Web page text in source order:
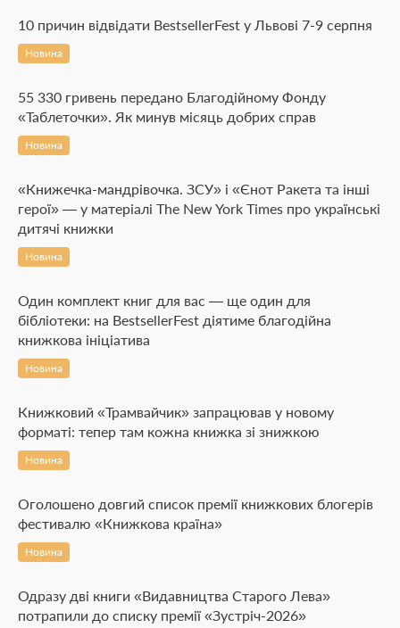
10 причин відвідати BestsellerFest у Львові 7-9 серпня
Новина
55 330 гривень передано Благодійному Фонду
«Таблеточки». Як минув місяць добрих справ
Новина
«Книжечка-мандрівочка. ЗСУ» і «Єнот Ракета та інші
герої» — у матеріалі The New York Times про українські
дитячі книжки
Новина
Один комплект книг для вас — ще один для
бібліотеки: на BestsellerFest діятиме благодійна
книжкова ініціатива
Новина
Книжковий «Трамвайчик» запрацював у новому
форматі: тепер там кожна книжка зі знижкою
Новина
Оголошено довгий список премії книжкових блогерів
фестивалю «Книжкова країна»
Новина
Одразу дві книги «Видавництва Старого Лева»
потрапили до списку премії «Зустріч-2026»